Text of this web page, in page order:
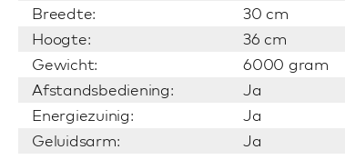
Breedte:
30 cm
Hoogte:
36 cm
Gewicht:
6000 gram
Afstandsbediening:
Ja
Energiezuinig:
Ja
Geluidsarm:
Ja